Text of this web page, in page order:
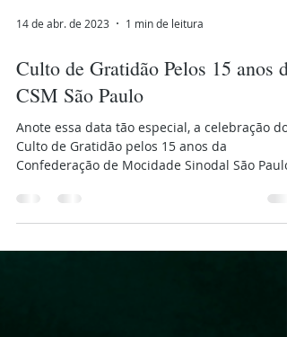
14 de abr. de 2023 1 min de leitura
CSM São Paulo
Anote essa data tão especial, a celebração do
Culto de Gratidão pelos 15 anos da
Dia 17 de...